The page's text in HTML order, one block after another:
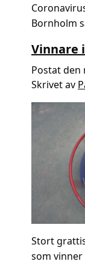
Bornholm
Vinnare
Postat den
Skrivet av
Stort
som